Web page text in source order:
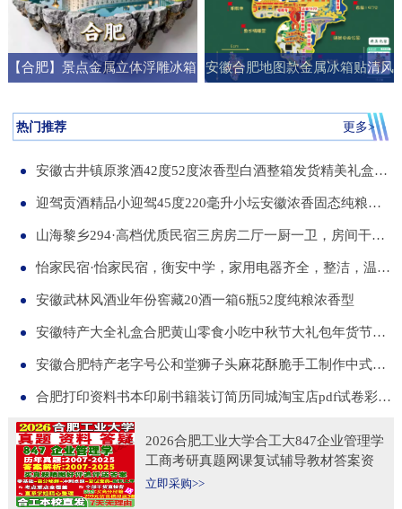
【合肥】景点金属立体浮雕冰箱 安徽合肥地图款金属冰箱贴清风
热门推荐 更多>
安徽古井镇原浆酒42度52度浓香型白酒整箱发货精美礼盒纯粮食白酒
迎驾贡酒精品小迎驾45度220毫升小坛安徽浓香固态纯粮酒整箱12瓶
山海黎乡294·高档优质民宿三房房二厅一厨一卫，房间干净整洁，可短住，可长租
怡家民宿·怡家民宿，衡安中学，家用电器齐全，整洁，温馨，可短租，月租
安徽武林风酒业年份窖藏20酒一箱6瓶52度纯粮浓香型
安徽特产大全礼盒合肥黄山零食小吃中秋节大礼包年货节送伴手礼品
安徽合肥特产老字号公和堂狮子头麻花酥脆手工制作中式糕点伴手礼
合肥打印资料书本印刷书籍装订简历同城淘宝店pdf试卷彩色a34讲义
2026合肥工业大学合工大847企业管理学
工商考研真题网课复试辅导教材答案资
料考前冲刺押题预测三套卷3套题
立即采购>>